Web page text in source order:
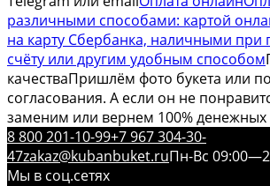
различными способами: картой
на карту Сбербанка, наличными при
счёту или другим удобным способом
качестваПришлём фото букета или
согласования. А если он не
заменим или вернем 100% денежных
8 800 201-10-99+7 967 304-30-
47zakaz@kubanbuket.ruПн-Вс
Мы в соц.сетях